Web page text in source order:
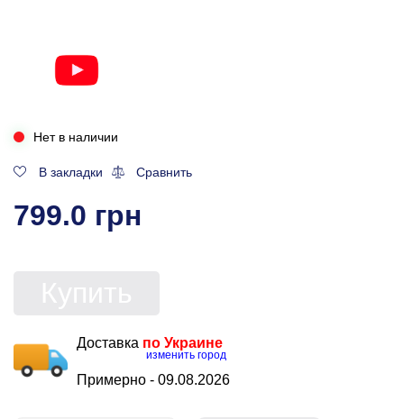
Нет в наличии
В закладки Сравнить
799.0 грн
Доставка по Украине
изменить город
Примерно - 09.08.2026